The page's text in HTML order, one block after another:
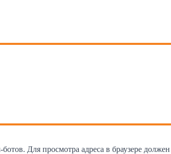
Для просмотра адреса в браузере